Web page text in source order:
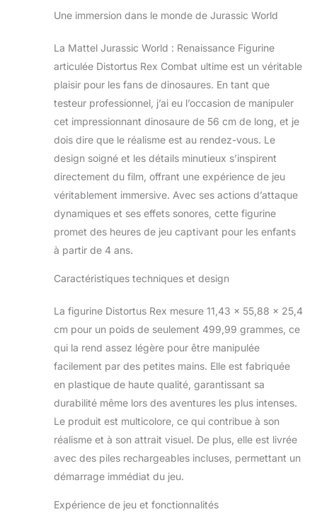
super-méchant
au film.
Rugissements à
foison ! Le Distortus
Rex est également
rugissement
intimidant
provenant de sa
tête pour compléter
ses actions
d’attaque ! Attaque
imparable !
Manipulez la queue
claquement de
rugissement !
Tournez la queue
pour que tout le
torse avant bouge
et entraîne des
mouvements de
bras frénétiques !
Une excellente idée
de cadeau ! Ce
Distortus Rex est
une excellente idée
de cadeau pour
tous les amateurs
partir de 4 ans, en
Une immersion dans le monde de Jurassic World
La Mattel Jurassic World : Renaissance Figurine
articulée Distortus Rex Combat ultime est un véritable
plaisir pour les fans de dinosaures. En tant que
testeur professionnel, j’ai eu l’occasion de manipuler
cet impressionnant dinosaure de 56 cm de long, et je
dois dire que le réalisme est au rendez-vous. Le
design soigné et les détails minutieux s’inspirent
directement du film, offrant une expérience de jeu
véritablement immersive. Avec ses actions d’attaque
dynamiques et ses effets sonores, cette figurine
promet des heures de jeu captivant pour les enfants
à partir de 4 ans.
Caractéristiques techniques et design
La figurine Distortus Rex mesure 11,43 x 55,88 x 25,4
cm pour un poids de seulement 499,99 grammes, ce
qui la rend assez légère pour être manipulée
facilement par des petites mains. Elle est fabriquée
en plastique de haute qualité, garantissant sa
durabilité même lors des aventures les plus intenses.
Le produit est multicolore, ce qui contribue à son
réalisme et à son attrait visuel. De plus, elle est livrée
avec des piles rechargeables incluses, permettant un
démarrage immédiat du jeu.
Expérience de jeu et fonctionnalités